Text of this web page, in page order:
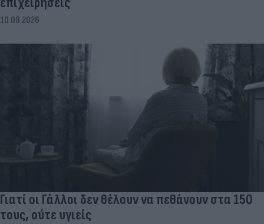
10.08.2026
Γιατί οι Γάλλοι δεν θέλουν να πεθάνουν στα 150
τους, ούτε υγιείς